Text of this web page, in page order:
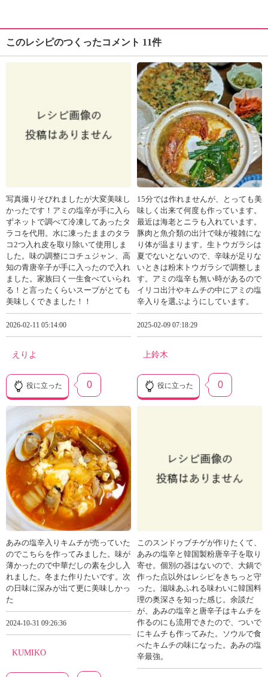
このレシピのつくったコメント 11件
写真撮りそびれましたが大変美味し
かったです！アミの塩辛が手に入ら
ずネットで調べて冷凍してあったタ
ラコを代用。水に凍ったままのタラ
コ2つ入れ皮を取り除いて使用しま
した。味の調整にコチュジャン、高
知の青唐辛子が手に入ったので入れ
ました。家族曰く一生食べていられ
る！と言ったくらいスープがとても
美味しくできました！！
2026-02-11 05:14:00
えりよ
役に立った 0
15分では作れませんが、とっても美
味しく出来て何度も作っています。
最近は海老とニラも入れています。
豚肉と魚介類の出汁で味が複雑にな
り体が温まります。生トウガラシは
夏でないとないので、辛味が足りな
いときは粉末トウガラシで調整しま
す。アミの塩辛も無い時があるので
イリコ出汁やキムチの中にアミの塩
辛入りを選ぶようにしています。
2025-02-09 07:18:29
上鈴木
役に立った 0
あみの塩辛入りキムチが売っていた
のでこちらを作ってみました。味が
薄かったので中華だしの素を少し入
れました。冬また作りたいです。次
の日味に深みが出て更に美味しかっ
た
2024-10-31 09:26:36
KUMIKO
このスンドゥブチゲが作りたくて、
あみの塩辛と韓国製粉唐辛子を取り
寄せ。個別の器はないので、大鍋で
作った点以外はレシピをきちっと守
った。滋味あふれる味わいに韓国料
理の奥深さを知った感じ。余談だ
が、あみの塩辛と唐辛子はキムチを
作るのにも流用できたので、ついで
にキムチも作ってみた。ソウルで食
べたキムチの味になった。あみの塩
辛最強。